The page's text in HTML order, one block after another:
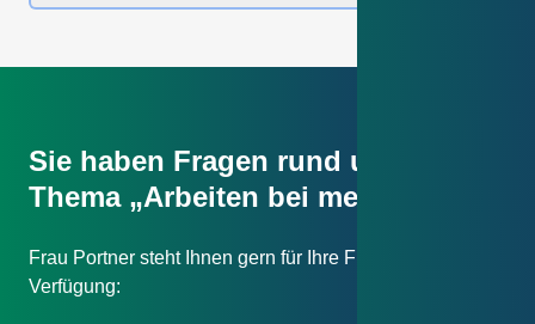
Sie haben Fragen rund um das
Thema „Arbeiten bei mesa parts“?
Frau Portner steht Ihnen gern für Ihre Fragen zur
Verfügung: